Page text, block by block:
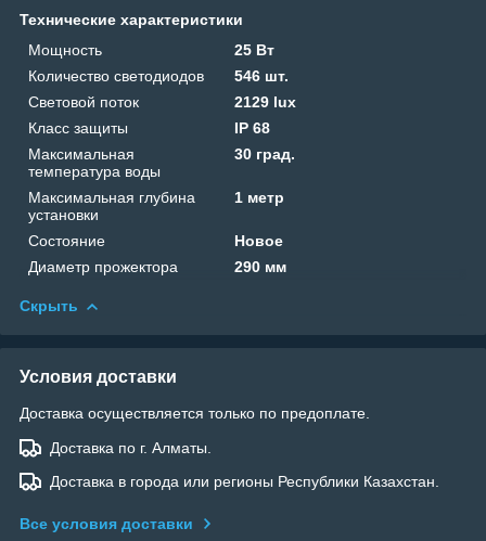
Технические характеристики
Мощность
25 Вт
Количество светодиодов
546 шт.
Световой поток
2129 lux
Класс защиты
IP 68
Максимальная
температура воды
30 град.
Максимальная глубина
установки
1 метр
Состояние
Новое
Диаметр прожектора
290 мм
Скрыть
Условия доставки
Доставка осуществляется только по предоплате.
Доставка по г. Алматы.
Доставка в города или регионы Республики Казахстан.
Все условия доставки